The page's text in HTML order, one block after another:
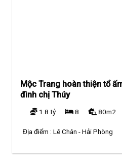
Mộc Trang hoàn thiện tổ
đình chị Thúy
1.8 tỷ 8 80m2
Địa điểm :Lê Chân - Hải Phòng